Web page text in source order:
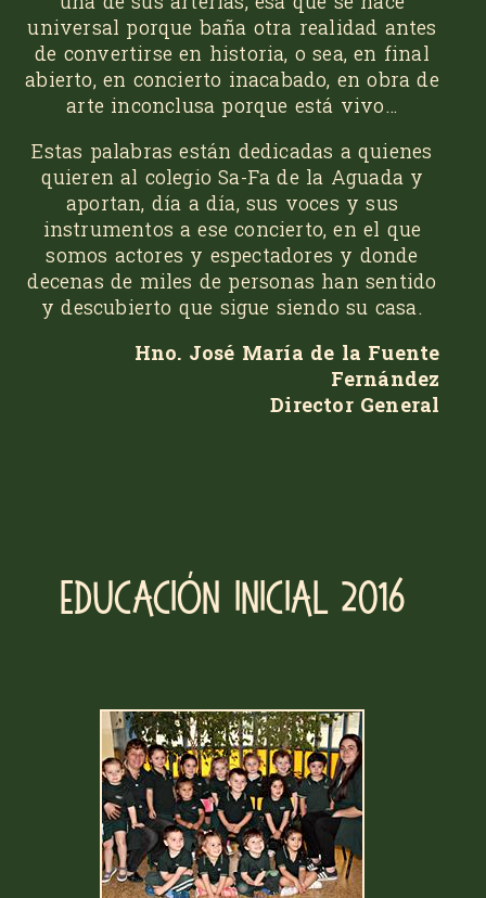
universal porque baña otra realidad antes
de convertirse en historia, o sea, en final
abierto, en concierto inacabado, en obra de
arte inconclusa porque está vivo…
Estas palabras están dedicadas a quienes
quie­ren al colegio Sa-Fa de la Aguada y
aportan, día a día, sus voces y sus
instrumentos a ese concierto, en el que
somos actores y espectadores y donde
decenas de miles de personas han sentido
y descubierto que sigue siendo su casa.
Hno. José María de la Fuente
Fernández
Director General
Educación Inicial 2016